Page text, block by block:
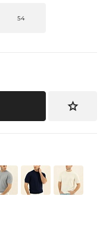
54